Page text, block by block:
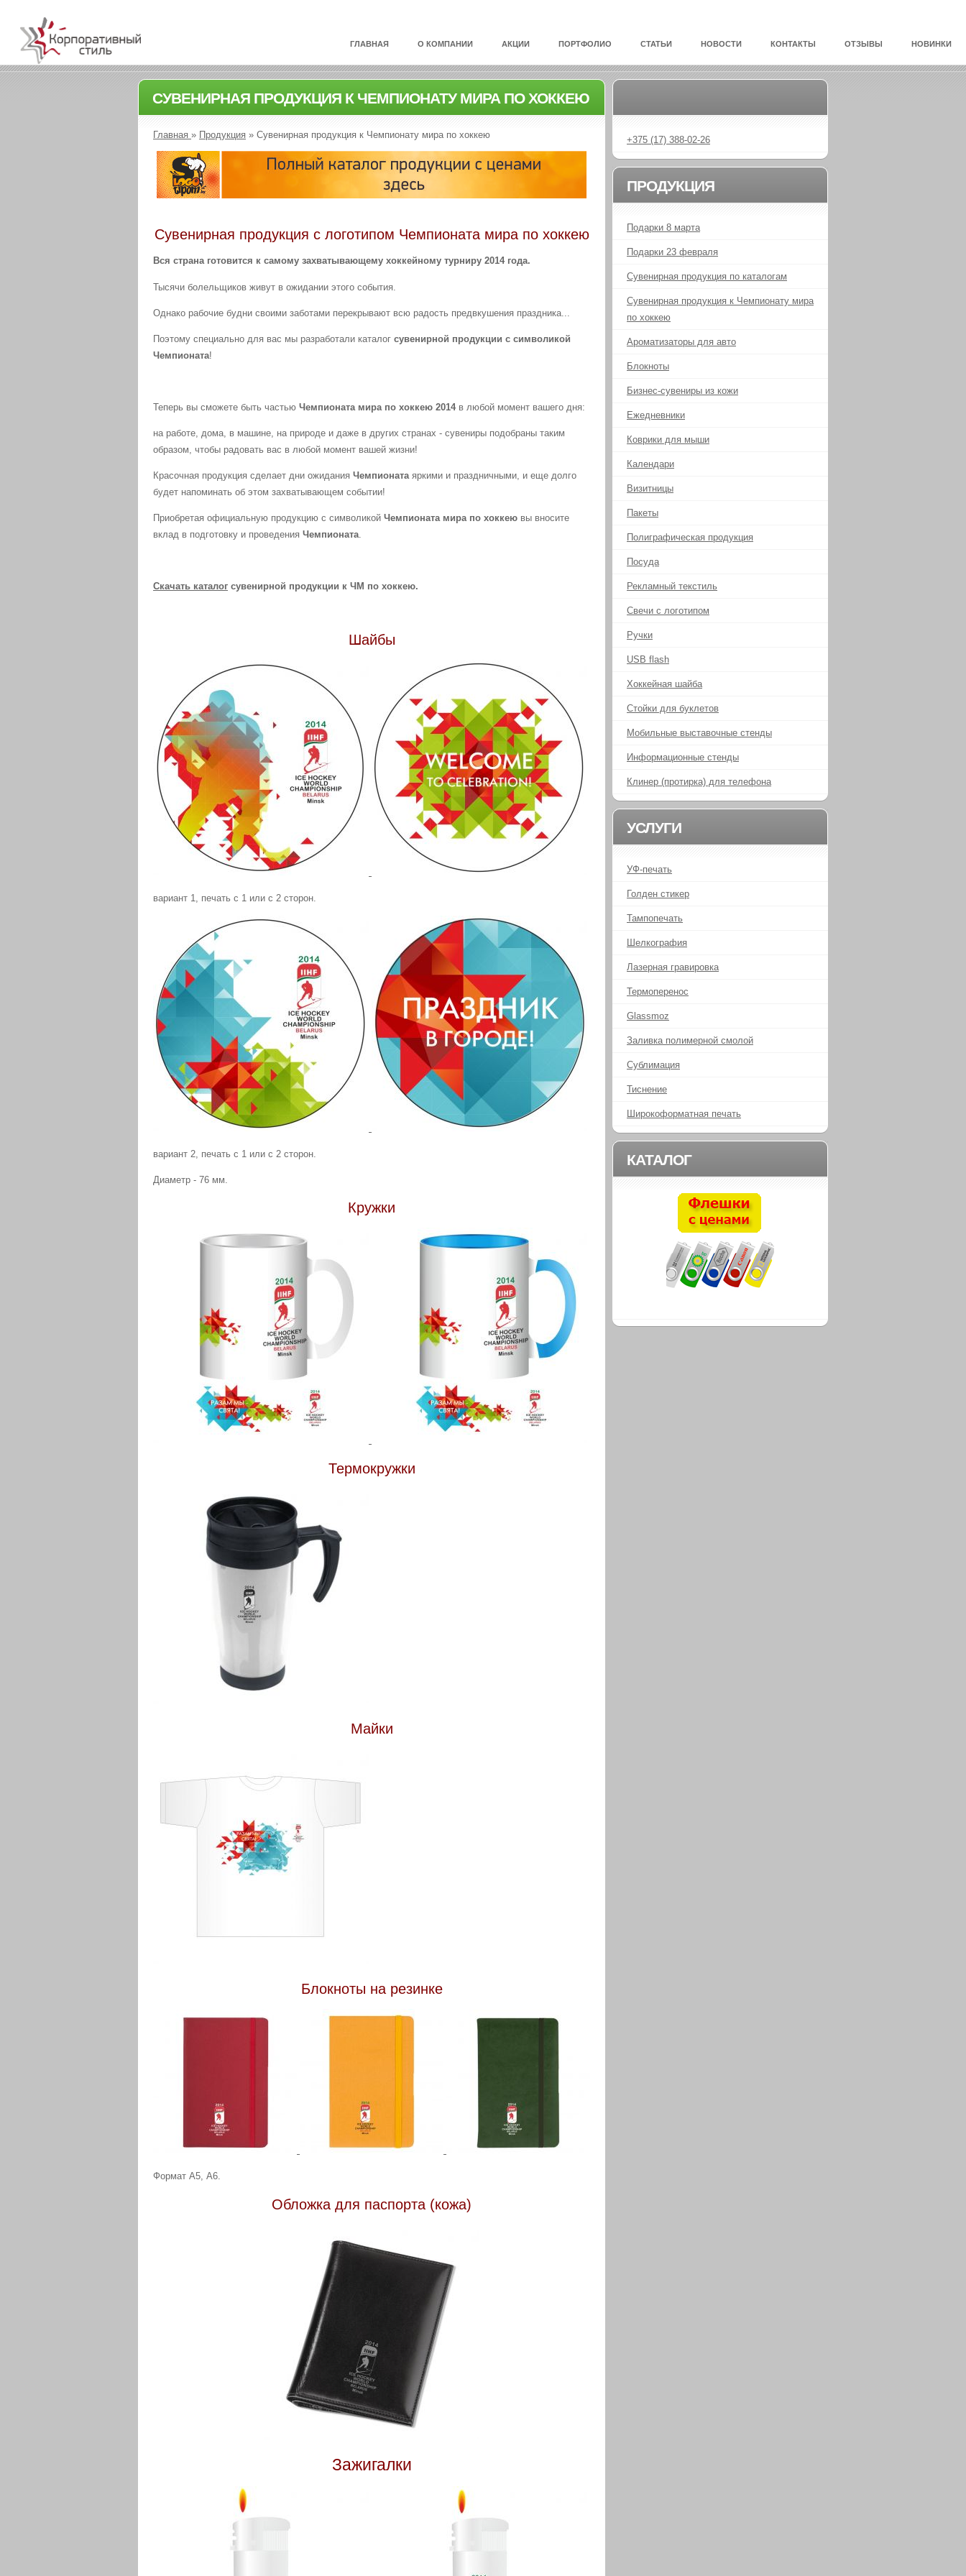
ГЛАВНАЯ О КОМПАНИИ АКЦИИ ПОРТФОЛИО СТАТЬИ НОВОСТИ КОНТАКТЫ ОТЗЫВЫ НОВИНКИ
СУВЕНИРНАЯ ПРОДУКЦИЯ К ЧЕМПИОНАТУ МИРА ПО ХОККЕЮ
Главная » Продукция » Сувенирная продукция к Чемпионату мира по хоккею
Сувенирная продукция с логотипом Чемпионата мира по хоккею
Вся страна готовится к самому захватывающему хоккейному турниру 2014года.
Тысячи болельщиков живут в ожидании этого события.
Однако рабочие будни своими заботами перекрывают всю радость предвкушения праздника...
Поэтому специально для вас мы разработали каталог сувенирной продукции с символикой
Чемпионата!
Теперь вы сможете быть частью Чемпионата мира по хоккею 2014в любой момент вашего дня:
на работе, дома, в машине, на природе и даже в других странах - сувениры подобраны таким
образом, чтобы радовать вас в любой момент вашей жизни!
Красочная продукция сделает дни ожидания Чемпионата яркими и праздничными, и еще долго
будет напоминать об этом захватывающем событии!
Приобретая официальную продукцию с символикой Чемпионата мира по хоккею вы вносите
вклад в подготовку и проведения Чемпионата
Скачать каталог сувенирной продукции к ЧМ по хоккею.
Шайбы
вариант 1, печать с 1 или с 2 сторон.
вариант 2, печать с 1 или с 2 сторон.
Диаметр - 76 мм.
Кружки
Термокружки
Майки
Блокноты на резинке
Формат А5, А6.
Обложка для паспорта (кожа)
Зажигалки
+375 (17) 388-02-26
ПРОДУКЦИЯ
Подарки 8 марта
Подарки 23 февраля
Сувенирная продукция по каталогам
Сувенирная продукция к Чемпионату мира
по хоккею
Ароматизаторы для авто
Блокноты
Бизнес-сувениры из кожи
Ежедневники
Коврики для мыши
Календари
Визитницы
Пакеты
Полиграфическая продукция
Посуда
Рекламный текстиль
Свечи с логотипом
Ручки
USB flash
Хоккейная шайба
Стойки для буклетов
Мобильные выставочные стенды
Информационные стенды
Клинер (протирка) для телефона
УСЛУГИ
УФ-печать
Голден стикер
Тампопечать
Шелкография
Лазерная гравировка
Термоперенос
Glassmoz
Заливка полимерной смолой
Сублимация
Тиснение
Широкоформатная печать
КАТАЛОГ